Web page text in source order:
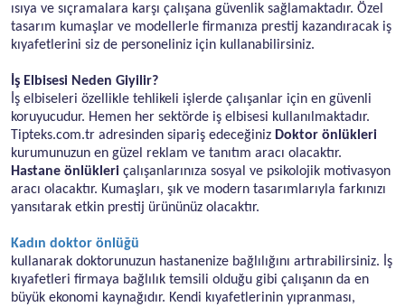
ısıya ve sıçramalara karşı çalışana güvenlik sağlamaktadır. Özel
tasarım kumaşlar ve modellerle firmanıza prestij kazandıracak iş
kıyafetlerini siz de personeliniz için kullanabilirsiniz.
İş Elbisesi Neden Giyilir?
İş elbiseleri özellikle tehlikeli işlerde çalışanlar için en güvenli
koruyucudur. Hemen her sektörde iş elbisesi kullanılmaktadır.
Tipteks.com.tr adresinden sipariş edeceğiniz Doktor önlükleri
kurumunuzun en güzel reklam ve tanıtım aracı olacaktır.
Hastane önlükleri çalışanlarınıza sosyal ve psikolojik motivasyon
aracı olacaktır. Kumaşları, şık ve modern tasarımlarıyla farkınızı
yansıtarak etkin prestij ürününüz olacaktır.
Kadın doktor önlüğü
kullanarak doktorunuzun hastanenize bağlılığını artırabilirsiniz. İş
kıyafetleri firmaya bağlılık temsili olduğu gibi çalışanın da en
büyük ekonomi kaynağıdır. Kendi kıyafetlerinin yıpranması,